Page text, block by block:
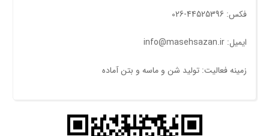
فکس: 44525396-026
ایمیل: info@masehsazan.ir
زمینه فعالیت: توليد شن و ماسه و بتن آماده